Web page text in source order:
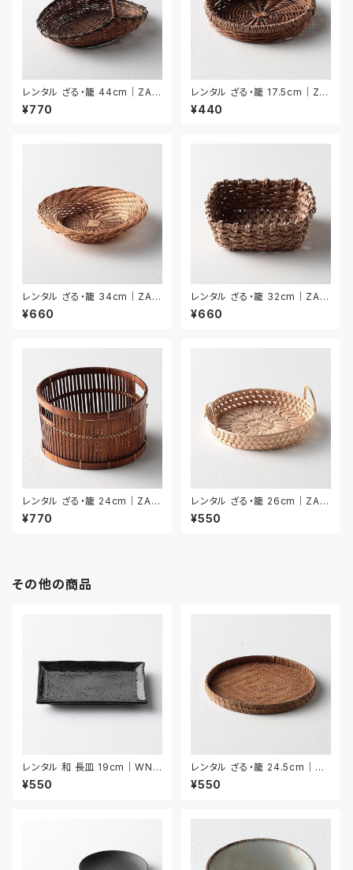
レンタル ざる・籠 44cm｜ZAR
020
¥770
レンタル ざる・籠 17.5cm｜ZA
R034
¥440
レンタル ざる・籠 34cm｜ZAR
025
¥660
レンタル ざる・籠 32cm｜ZAR
026
¥660
レンタル ざる・籠 24cm｜ZAR
027
¥770
レンタル ざる・籠 26cm｜ZAR
028
¥550
その他の商品
レンタル 和 長皿 19cm｜WNA
022
¥550
レンタル ざる・籠 24.5cm｜ZA
R008
¥550